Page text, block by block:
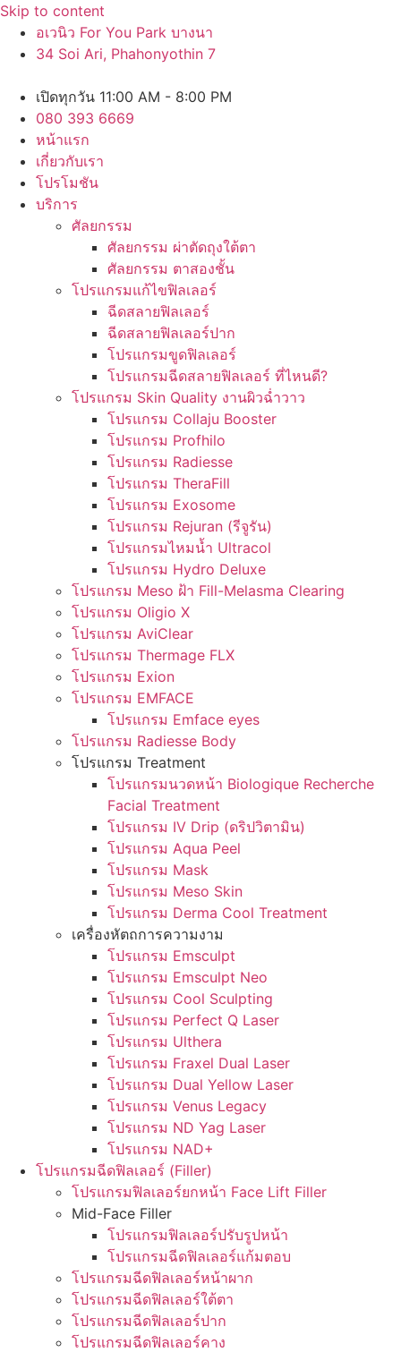
Skip to content
อเวนิว For You Park บางนา
34 Soi Ari, Phahonyothin 7
เปิดทุกวัน 11:00 AM - 8:00 PM
080 393 6669
หน้าแรก
เกี่ยวกับเรา
โปรโมชัน
บริการ
ศัลยกรรม
ศัลยกรรม ผ่าตัดถุงใต้ตา
ศัลยกรรม ตาสองชั้น
โปรแกรมแก้ไขฟิลเลอร์
ฉีดสลายฟิลเลอร์
ฉีดสลายฟิลเลอร์ปาก
โปรแกรมขูดฟิลเลอร์
โปรแกรมฉีดสลายฟิลเลอร์ ที่ไหนดี?
โปรแกรม Skin Quality งานผิวฉ่ำวาว
โปรแกรม Collaju Booster
โปรแกรม Profhilo
โปรแกรม Radiesse
โปรแกรม TheraFill
โปรแกรม Exosome
โปรแกรม Rejuran (รีจูรัน)
โปรแกรมไหมน้ำ Ultracol
โปรแกรม Hydro Deluxe
โปรแกรม Meso ฝ้า Fill-Melasma Clearing
โปรแกรม Oligio X
โปรแกรม AviClear
โปรแกรม Thermage FLX
โปรแกรม Exion
โปรแกรม EMFACE
โปรแกรม Emface eyes
โปรแกรม Radiesse Body
โปรแกรม Treatment
โปรแกรมนวดหน้า Biologique Recherche
Facial Treatment
โปรแกรม IV Drip (ดริปวิตามิน)
โปรแกรม Aqua Peel
โปรแกรม Mask
โปรแกรม Meso Skin
โปรแกรม Derma Cool Treatment
เครื่องหัตถการความงาม
โปรแกรม Emsculpt
โปรแกรม Emsculpt Neo
โปรแกรม Cool Sculpting
โปรแกรม Perfect Q Laser
โปรแกรม Ulthera
โปรแกรม Fraxel Dual Laser
โปรแกรม Dual Yellow Laser
โปรแกรม Venus Legacy
โปรแกรม ND Yag Laser
โปรแกรม NAD+
โปรแกรมฉีดฟิลเลอร์ (Filler)
โปรแกรมฟิลเลอร์ยกหน้า Face Lift Filler
Mid-Face Filler
โปรแกรมฟิลเลอร์ปรับรูปหน้า
โปรแกรมฉีดฟิลเลอร์แก้มตอบ
โปรแกรมฉีดฟิลเลอร์หน้าผาก
โปรแกรมฉีดฟิลเลอร์ใต้ตา
โปรแกรมฉีดฟิลเลอร์ปาก
โปรแกรมฉีดฟิลเลอร์คาง